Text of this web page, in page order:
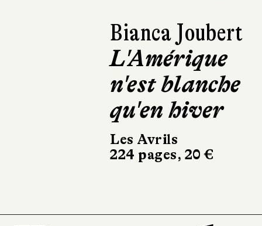
Asako Yuzuki
Le Beurre de
Manako
Calmann-Lévy